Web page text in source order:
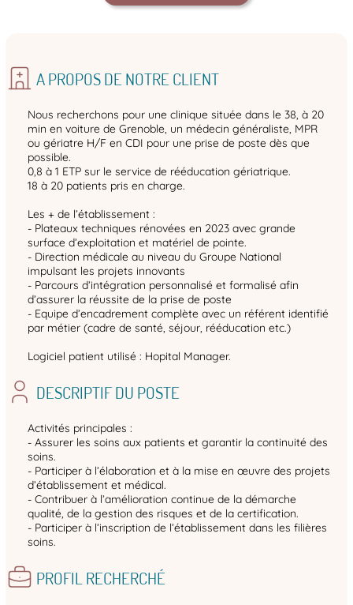
A PROPOS DE NOTRE CLIENT
Nous recherchons pour une clinique située dans le 38, à 20
min en voiture de Grenoble, un médecin généraliste, MPR
ou gériatre H/F en CDI pour une prise de poste dès que
possible.
0,8 à 1 ETP sur le service de rééducation gériatrique.
18 à 20 patients pris en charge.
Les + de l’établissement :
- Plateaux techniques rénovées en 2023 avec grande
surface d’exploitation et matériel de pointe.
- Direction médicale au niveau du Groupe National
impulsant les projets innovants
- Parcours d’intégration personnalisé et formalisé afin
d’assurer la réussite de la prise de poste
- Equipe d’encadrement complète avec un référent identifié
par métier (cadre de santé, séjour, rééducation etc.)
Logiciel patient utilisé : Hopital Manager.
DESCRIPTIF DU POSTE
Activités principales :
- Assurer les soins aux patients et garantir la continuité des
soins.
- Participer à l’élaboration et à la mise en œuvre des projets
d’établissement et médical.
- Contribuer à l’amélioration continue de la démarche
qualité, de la gestion des risques et de la certification.
- Participer à l’inscription de l’établissement dans les filières
soins.
PROFIL RECHERCHÉ